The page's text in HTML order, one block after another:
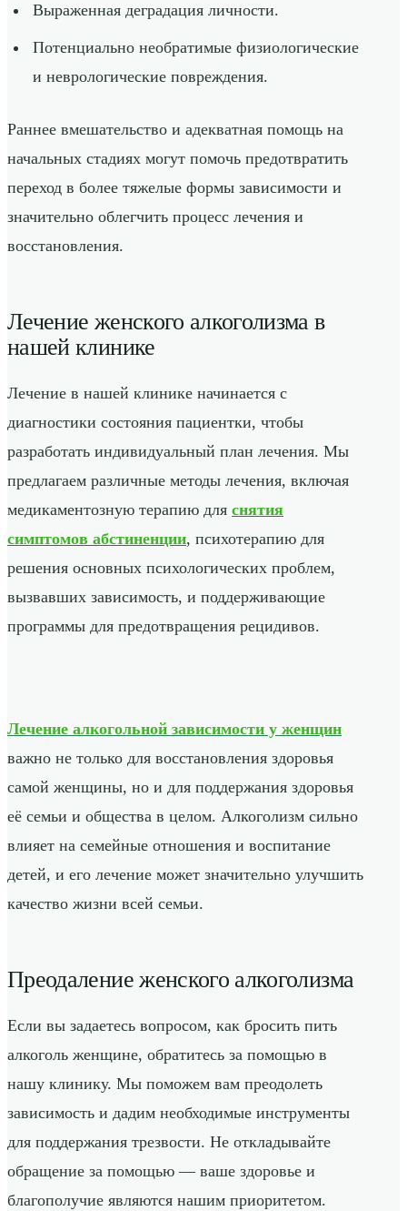
Выраженная деградация личности.
Потенциально необратимые физиологические
и неврологические повреждения.
Раннее вмешательство и адекватная помощь на
начальных стадиях могут помочь предотвратить
переход в более тяжелые формы зависимости и
значительно облегчить процесс лечения и
восстановления.
Лечение женского алкоголизма в
нашей клинике
Лечение в нашей клинике начинается с
диагностики состояния пациентки, чтобы
разработать индивидуальный план лечения. Мы
предлагаем различные методы лечения, включая
медикаментозную терапию для снятия
симптомов абстиненции, психотерапию для
решения основных психологических проблем,
вызвавших зависимость, и поддерживающие
программы для предотвращения рецидивов.
Лечение алкогольной зависимости у женщин
важно не только для восстановления здоровья
самой женщины, но и для поддержания здоровья
её семьи и общества в целом. Алкоголизм сильно
влияет на семейные отношения и воспитание
детей, и его лечение может значительно улучшить
качество жизни всей семьи.
Преодаление женского алкоголизма
Если вы задаетесь вопросом, как бросить пить
алкоголь женщине, обратитесь за помощью в
нашу клинику. Мы поможем вам преодолеть
зависимость и дадим необходимые инструменты
для поддержания трезвости. Не откладывайте
обращение за помощью — ваше здоровье и
благополучие являются нашим приоритетом.